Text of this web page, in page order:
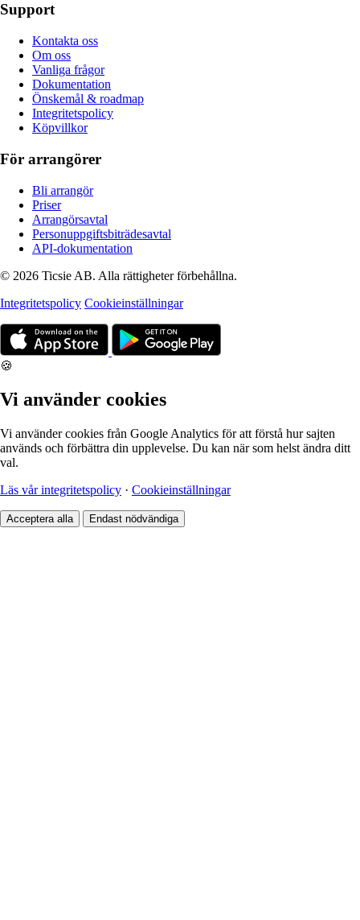
Support
Kontakta oss
Om oss
Vanliga frågor
Dokumentation
Önskemål & roadmap
Integritetspolicy
Köpvillkor
För arrangörer
Bli arrangör
Priser
Arrangörsavtal
Personuppgiftsbiträdesavtal
API-dokumentation
© 2026 Ticsie AB. Alla rättigheter förbehållna.
Integritetspolicy Cookieinställningar
🍪
Vi använder cookies
Vi använder cookies från Google Analytics för att förstå hur sajten
används och förbättra din upplevelse. Du kan när som helst ändra ditt
val.
Läs vår integritetspolicy · Cookieinställningar
Acceptera alla Endast nödvändiga